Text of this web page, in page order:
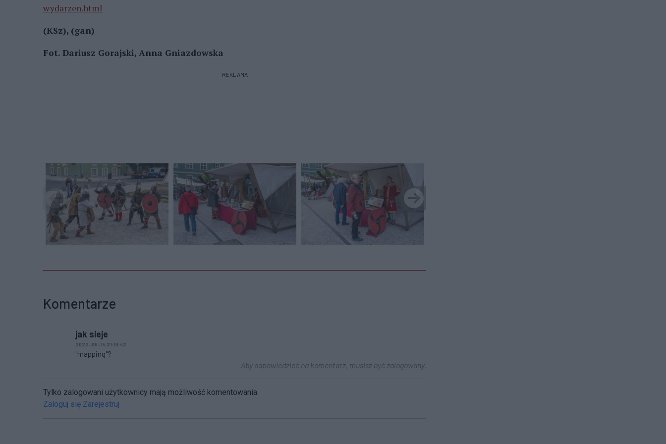
wydarzen.html
(KSz), (gan)
Fot. Dariusz Gorajski, Anna Gniazdowska
REKLAMA
Komentarze
jak sieje
2022-05-14 21:10:42
"mapping"?
Aby odpowiedzieć na komentarz, musisz być zalogowany.
Tylko zalogowani użytkownicy mają możliwość komentowania
Zaloguj się Zarejestruj